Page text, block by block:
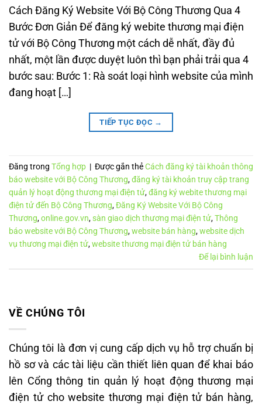
VỀ CHÚNG TÔI
Chúng tôi là đơn vị cung cấp dịch vụ hỗ trợ chuẩn bị
hồ sơ và các tài liệu cần thiết liên quan để khai báo
lên Cổng thông tin quản lý hoạt động thương mại
điện tử cho website thương mại điện tử bán hàng,
Cách Đăng Ký Website Với Bộ Công Thương Qua 4
Bước Đơn Giản Để đăng ký webite thương mại điện
tử với Bộ Công Thương một cách dễ nhất, đầy đủ
nhất, một lần được duyệt luôn thì bạn phải trải qua 4
bước sau: Bước 1: Rà soát loại hình website của mình
đang hoạt […]
TIẾP TỤC ĐỌC →
Đăng trong Tổng hợp | Được gắn thẻCách đăng ký tài khoản thông
báo website với Bộ Công Thương,đăng ký tài khoản truy cập trang
quản lý hoạt động thương mại điện tử,đăng ký webite thương mại
điện tử đến Bộ Công Thương,Đăng Ký Website Với Bộ Công
Thương,online.gov.vn,sàn giao dịch thương mại điện tử,Thông
báo website với Bộ Công Thương,website bán hàng,website dịch
vụ thương mại điện tử,website thương mại điện tử bán hàng
Để lại bình luận